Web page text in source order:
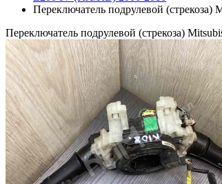
Переключатель подрулевой
Переключатель подрулевой (стрекоза)